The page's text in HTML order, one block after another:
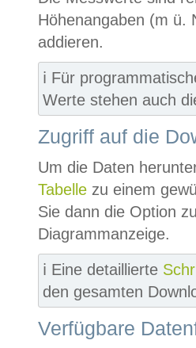
Höhenangaben (m ü.
addieren.
ℹ️ Für
Werte stehen auch
Zugriff auf die
Um die Daten
Tabelle zu einem
Sie dann die Option
Diagrammanzeige.
ℹ️ Eine detaillierte
den gesamten
Verfügbare